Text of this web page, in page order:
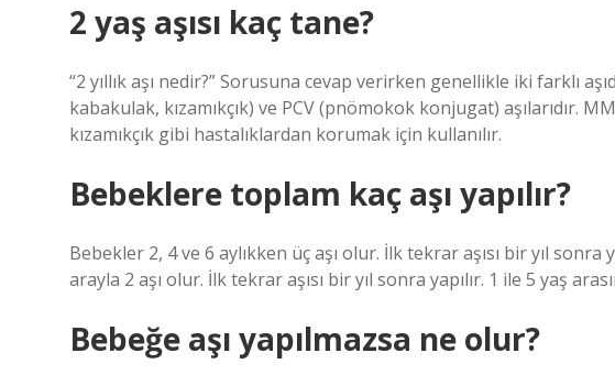
2 yaş aşısı kaç tane?
“2 yıllık aşı nedir?” Sorusuna cevap verirken genellikle iki farklı
kabakulak, kızamıkçık) ve PCV (pnömokok konjugat) aşılarıdır.
kızamıkçık gibi hastalıklardan korumak için kullanılır.
Bebeklere toplam kaç aşı yapılır?
Bebekler 2, 4 ve 6 aylıkken üç aşı olur. İlk tekrar aşısı bir yıl sonra
arayla 2 aşı olur. İlk tekrar aşısı bir yıl sonra yapılır. 1 ile 5 yaş
Bebeğe aşı yapılmazsa ne olur?